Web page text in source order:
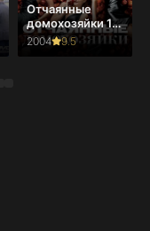
Отчаянные
домохозяйки 1-
8 сезон
2004 9.5